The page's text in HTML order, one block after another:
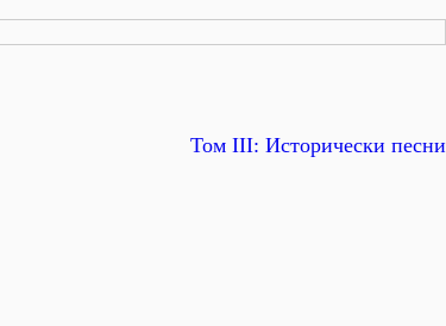
Том ІІІ: Исторически песни